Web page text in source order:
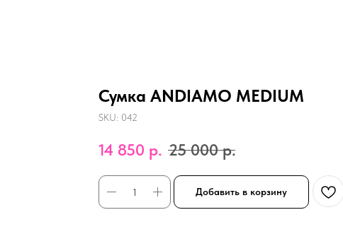
Сумка ANDIAMO MEDIUM
SKU: 042
14 850 р. 25 000 р.
Добавить в корзину